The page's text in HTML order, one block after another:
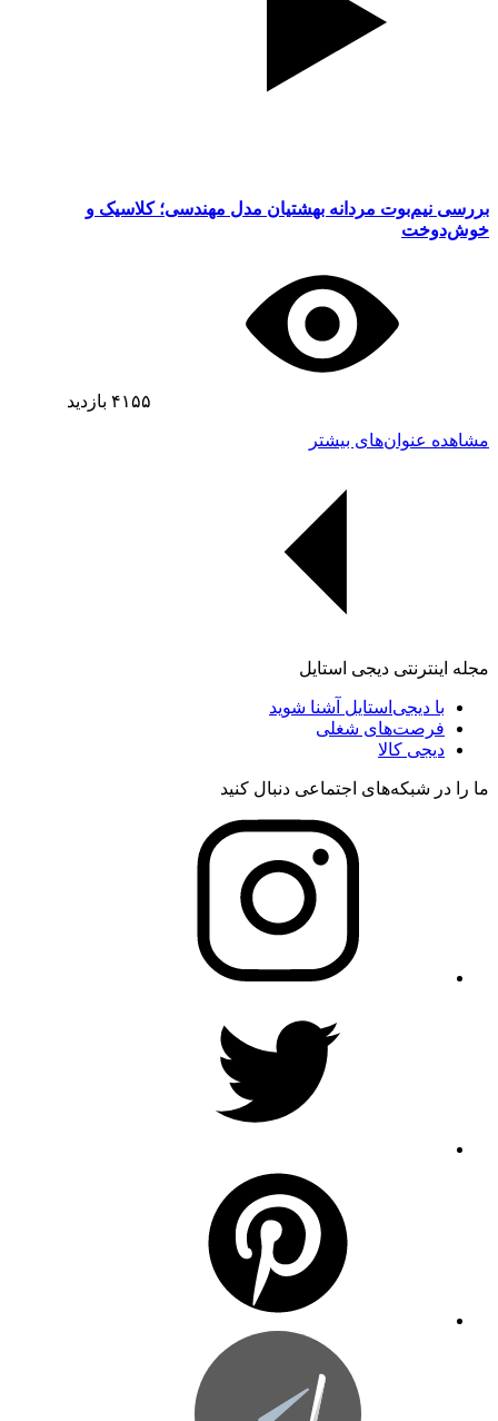
بررسی نیم‌بوت مردانه بهشتیان مدل مهندسی؛ کلاسیک و
خوش‌دوخت
۴۱۵۵ بازدید
مشاهده عنوان‌های بیشتر
مجله اینترنتی دیجی استایل
با دیجی‌استایل آشنا شوید
فرصت‌های شغلی
دیجی کالا
ما را در شبکه‌های اجتماعی دنبال کنید